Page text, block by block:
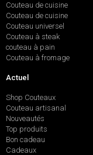
Couteau de cuisine
Couteau de cuisine
Couteau universel
Couteau à steak
couteau à pain
Couteau à fromage
Actuel
Shop Couteaux
Couteau artisanal
Nouveautés
Top produits
Bon cadeau
Cadeaux